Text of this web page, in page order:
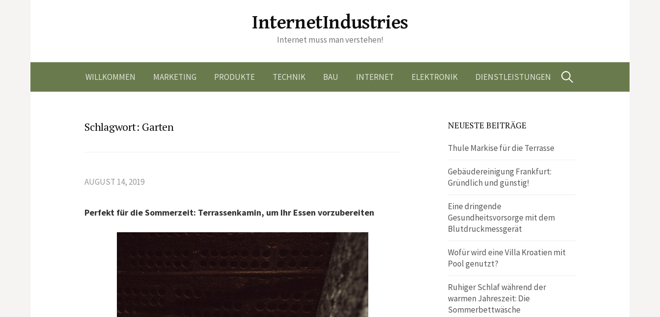
InternetIndustries
Internet muss man verstehen!
WILLKOMMEN MARKETING PRODUKTE TECHNIK BAU INTERNET ELEKTRONIK DIENSTLEISTUNGEN Suchen
Schlagwort: Garten
AUGUST 14, 2019
Perfekt für die Sommerzeit: Terrassenkamin, um Ihr Essen vorzubereiten
NEUESTE BEITRÄGE
Thule Markise für die Terrasse
Gebäudereinigung Frankfurt:
Gründlich und günstig!
Eine dringende
Gesundheitsvorsorge mit dem
Blutdruckmessgerät
Wofür wird eine Villa Kroatien mit
Pool genutzt?
Ruhiger Schlaf während der
warmen Jahreszeit: Die
Sommerbettwäsche